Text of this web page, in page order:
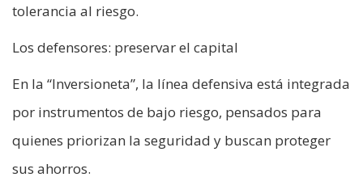
tolerancia al riesgo.
Los defensores: preservar el capital
En la “Inversioneta”, la línea defensiva está integrada
por instrumentos de bajo riesgo, pensados para
quienes priorizan la seguridad y buscan proteger
sus ahorros.